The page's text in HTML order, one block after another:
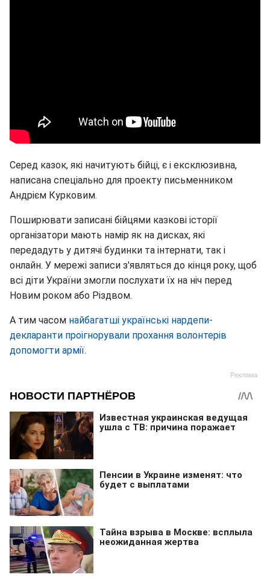
Серед казок, які начитують бійці, є і ексклюзивна,
написана спеціально для проекту письменником
Андрієм Курковим.
Поширювати записані бійцями казкові історії
організатори мають намір як на дисках, які
передадуть у дитячі будинки та інтернати, так і
онлайн. У мережі записи з'являться до кінця року, щоб
всі діти України змогли послухати їх на ніч перед
Новим роком або Різдвом.
А тим часом найбагатші українські нардепи-
декларанти проігнорували прохання волонтерів
допомогти армії.